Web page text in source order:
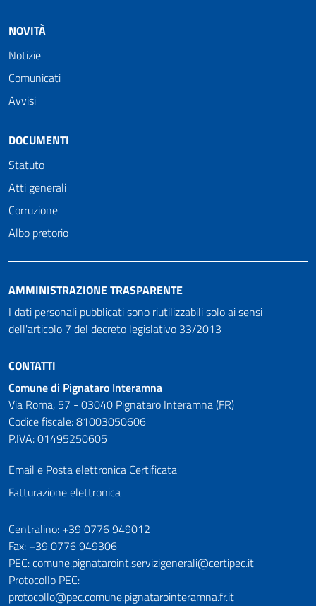
NOVITÀ
Notizie
Comunicati
Avvisi
DOCUMENTI
Statuto
Atti generali
Corruzione
Albo pretorio
AMMINISTRAZIONE TRASPARENTE
I dati personali pubblicati sono riutilizzabili solo ai sensi
dell'articolo 7 del decreto legislativo 33/2013
CONTATTI
Comune di Pignataro Interamna
Via Roma, 57 - 03040 Pignataro Interamna (FR)
Codice fiscale: 81003050606
P.IVA: 01495250605
Email e Posta elettronica Certificata
Fatturazione elettronica
Numeri utili
Centralino: +39 0776 949012
Fax: +39 0776 949306
PEC: comune.pignataroint.servizigenerali@certipec.it
Protocollo PEC:
protocollo@pec.comune.pignatarointeramna.fr.it